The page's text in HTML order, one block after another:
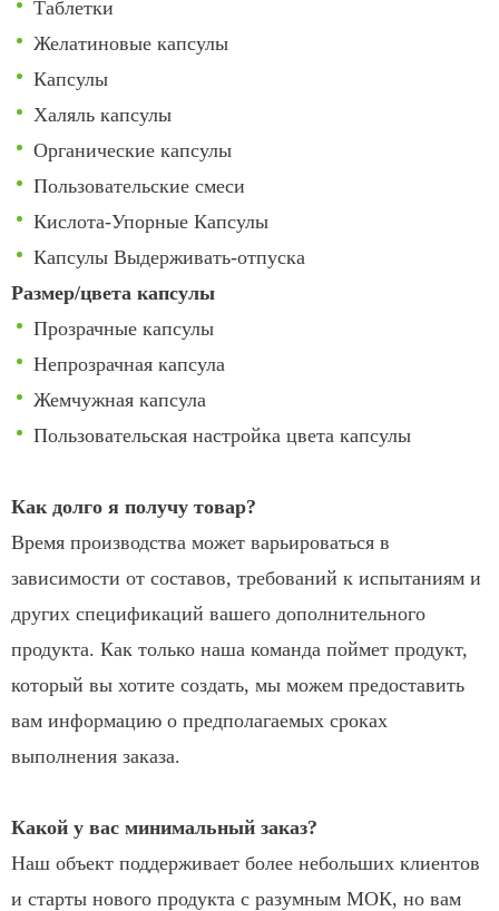
Таблетки
Желатиновые капсулы
Капсулы
Халяль капсулы
Органические капсулы
Пользовательские смеси
Кислота-Упорные Капсулы
Капсулы Выдерживать-отпуска
Размер/цвета капсулы
Прозрачные капсулы
Непрозрачная капсула
Жемчужная капсула
Пользовательская настройка цвета капсулы
Как долго я получу товар?
Время производства может варьироваться в
зависимости от составов, требований к испытаниям и
других спецификаций вашего дополнительного
продукта. Как только наша команда поймет продукт,
который вы хотите создать, мы можем предоставить
вам информацию о предполагаемых сроках
выполнения заказа.
Какой у вас минимальный заказ?
Наш объект поддерживает более небольших клиентов
и старты нового продукта с разумным МОК, но вам